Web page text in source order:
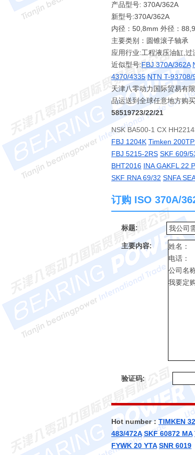
产品型号: 370A/362A
新型号:370A/362A
内径：50,8mm 外径：
主要类别：圆锥滚子轴承
应用行业:工程液压油缸,
近似型号:FBJ 370A/362A
4370/4335 NTN T-93708/
天津八零动力国际贸易有
品运送到全球任意地方购
58519723/22/21
NSK BA500-1 CX
FBJ 1204K Timken
FBJ 5215-2RS SKF 609/
BHT2016 INA GAKFL 22
SKF RNA 69/32 SNFA
订购 ISO 370A/
标题:
主要内容:
验证码:
Hot number： TIMKEN
483/472A SKF 60872 MA
FYWK 20 YTA SNR 6019